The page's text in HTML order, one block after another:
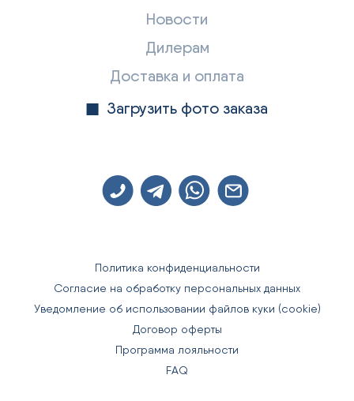
Загрузить фото заказа
Новости
Дилерам
Доставка и оплата
Политика конфиденциальности
Согласие на обработку персональных данных
Уведомление об использовании файлов куки (cookie)
Договор оферты
Программа лояльности
FAQ